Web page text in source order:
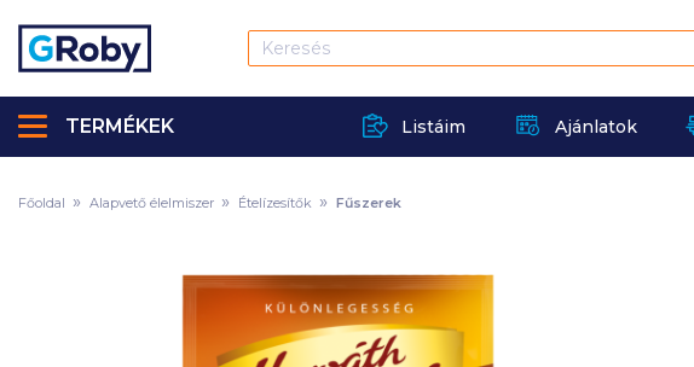
Listáim Ajánlatok
TERMÉKEK
Főoldal Alapvető élelmiszer Ételízesítők Fűszerek